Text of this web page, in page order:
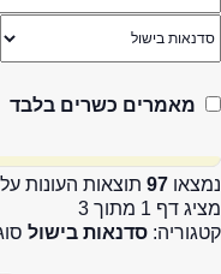
מאמרים כשרים בלבד
נמצאו 97 תוצאות העונות
מציג דף 1 מתוך 3
קטגוריה: סדנאות בישול